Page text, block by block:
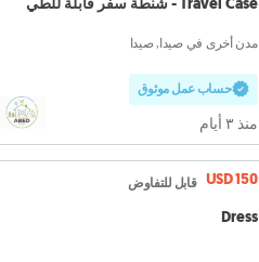
مدن أخرى في صيدا, صيدا
حساب عمل موثوق
منذ ٣ أيام
USD 150 قابل للتفاوض
Dress